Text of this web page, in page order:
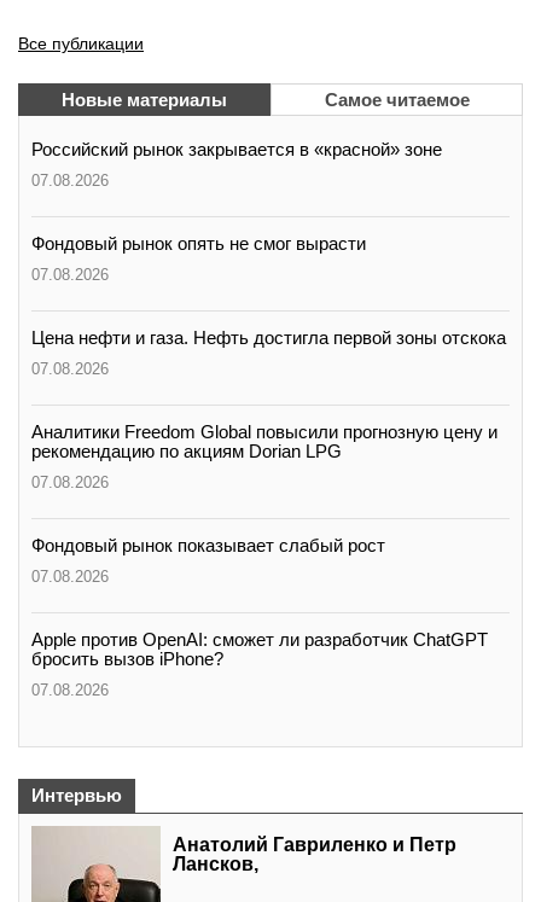
Все публикации
Новые материалы Самое читаемое
Российский рынок закрывается в «красной» зоне
07.08.2026
Фондовый рынок опять не смог вырасти
07.08.2026
Цена нефти и газа. Нефть достигла первой зоны отскока
07.08.2026
Аналитики Freedom Global повысили прогнозную цену и
рекомендацию по акциям Dorian LPG
07.08.2026
Фондовый рынок показывает слабый рост
07.08.2026
Apple против OpenAI: сможет ли разработчик ChatGPT
бросить вызов iPhone?
07.08.2026
Интервью
Анатолий Гавриленко и Петр
Лансков,